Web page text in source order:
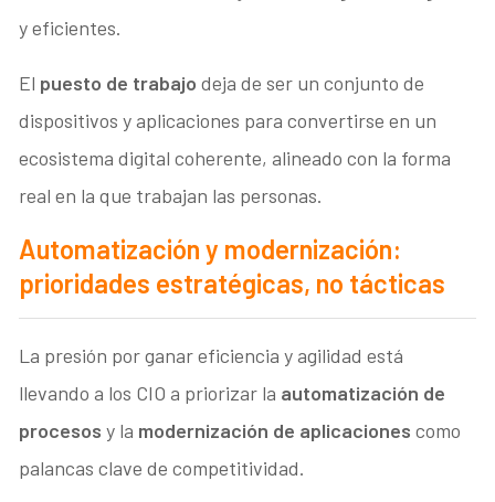
y eficientes.
El puesto de trabajo deja de ser un conjunto de
dispositivos y aplicaciones para convertirse en un
ecosistema digital coherente, alineado con la forma
real en la que trabajan las personas.
Automatización y modernización:
prioridades estratégicas, no tácticas
La presión por ganar eficiencia y agilidad está
llevando a los CIO a priorizar la automatización de
procesos y la modernización de aplicaciones como
palancas clave de competitividad.